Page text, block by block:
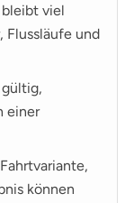
bleibt viel
Flussläufe und
gültig,
einer
können